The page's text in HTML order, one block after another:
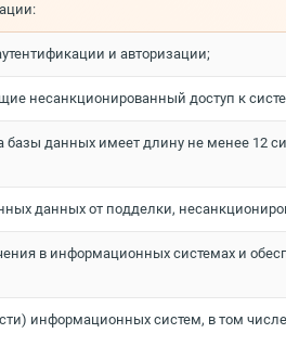
и авторизации;
несанкционированный доступ к
базы данных имеет длину не менее 12
данных от подделки,
в информационных системах и
информационных систем, в том